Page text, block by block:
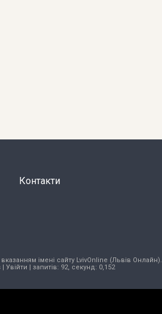
Контакти
імені сайту LvivOnline (Львів Онлайн).
| Увійти | запитів: 92, секунд: 0,152